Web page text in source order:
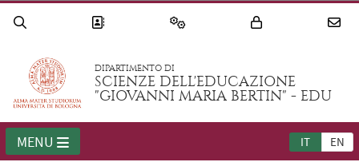
DIPARTIMENTO DI
SCIENZE DELL'EDUCAZIONE
"GIOVANNI MARIA BERTIN" - EDU
IT EN
MENU